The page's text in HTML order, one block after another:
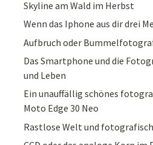
Skyline am Wald im Herbst
Wenn das Iphone aus dir drei
Aufbruch oder
Das Smartphone und die
und Leben
Ein unauffällig schönes
Moto Edge 30 Neo
Rastlose Welt und